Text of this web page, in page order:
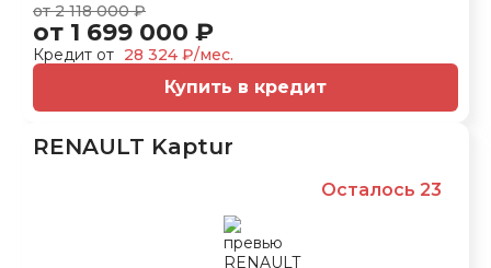
от 2 118 000 ₽
от 1 699 000 ₽
Кредит от 28 324 ₽/мес.
Купить в кредит
RENAULT Kaptur
Осталось 23